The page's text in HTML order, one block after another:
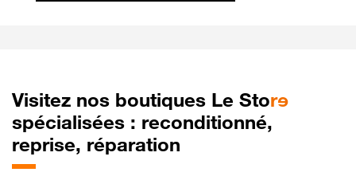
Visitez nos boutiques Le Store
spécialisées : reconditionné,
reprise, réparation